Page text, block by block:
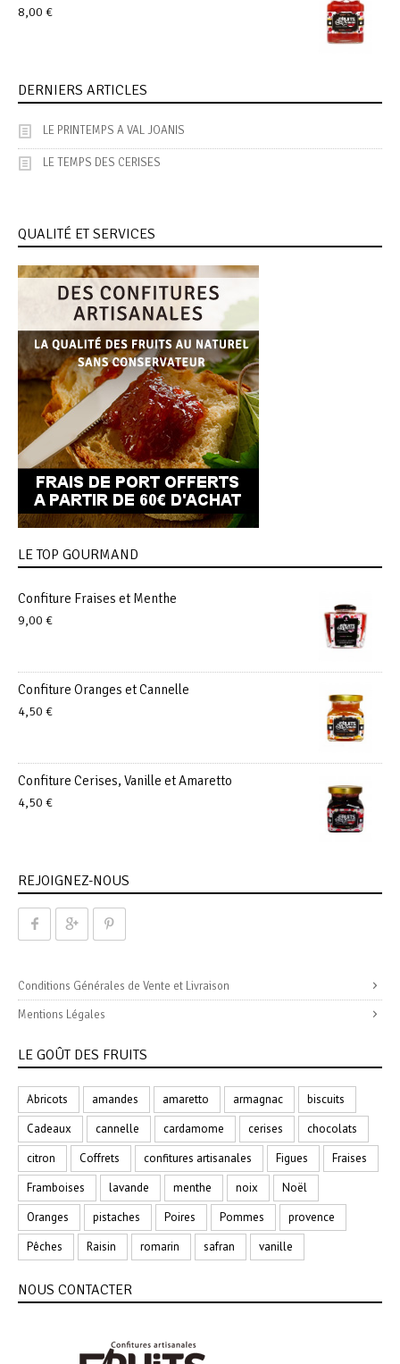
8,00 €
DERNIERS ARTICLES
LE PRINTEMPS A VAL JOANIS
LE TEMPS DES CERISES
QUALITÉ ET SERVICES
LE TOP GOURMAND
Confiture Fraises et Menthe
9,00 €
Confiture Oranges et Cannelle
4,50 €
Confiture Cerises, Vanille et Amaretto
4,50 €
REJOIGNEZ-NOUS
Conditions Générales de Vente et Livraison
Mentions Légales
LE GOÛT DES FRUITS
Abricots amandes amaretto armagnac
biscuits
Cadeaux
cannelle cardamome cerises
chocolats
citron
Coffrets confitures artisanales Figues
Fraises
Framboises
lavande menthe noix
Noël
Oranges
pistaches Poires Pommes
provence
Pêches
Raisin romarin safran vanille
NOUS CONTACTER